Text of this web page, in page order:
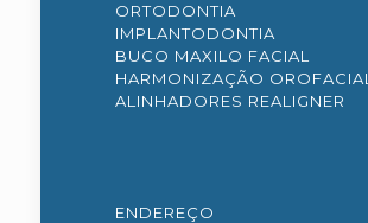
ORTODONTIA
IMPLANTODONTIA
BUCO MAXILO FACIAL
HARMONIZAÇÃO OROFACIAL
ALINHADORES REALIGNER
ENDEREÇO